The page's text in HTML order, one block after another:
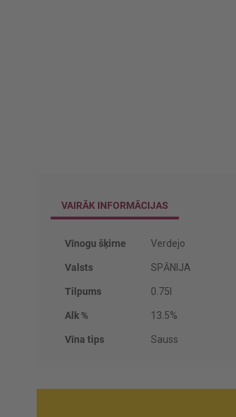
sākumuVAIRĀK INFORMĀCIJAS
Vairāk
Vīnogu šķirne Verdejo
Valsts SPĀNIJA
Tilpums 0.75l
Alk % 13.5%
Vīna tips Sauss